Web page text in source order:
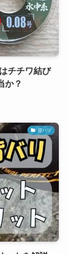
チチワ結び
か？
背バリ